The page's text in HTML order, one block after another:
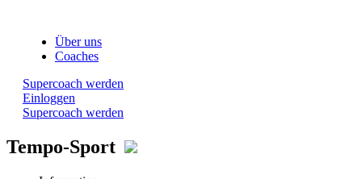
Über uns
Coaches
Supercoach werden
Einloggen
Supercoach werden
Tempo-Sport